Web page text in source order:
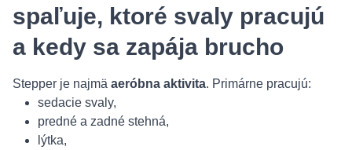
spaľuje, ktoré svaly pracujú
a kedy sa zapája brucho
Stepper je najmä aeróbna aktivita. Primárne pracujú:
sedacie svaly,
predné a zadné stehná,
lýtka,